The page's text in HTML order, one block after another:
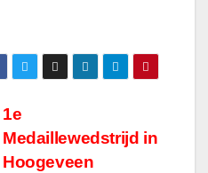
1e
Medaillewedstrijd in
Hoogeveen